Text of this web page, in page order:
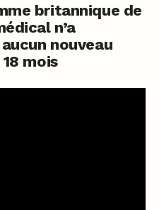
britannique de
n’a
nouveau
mois